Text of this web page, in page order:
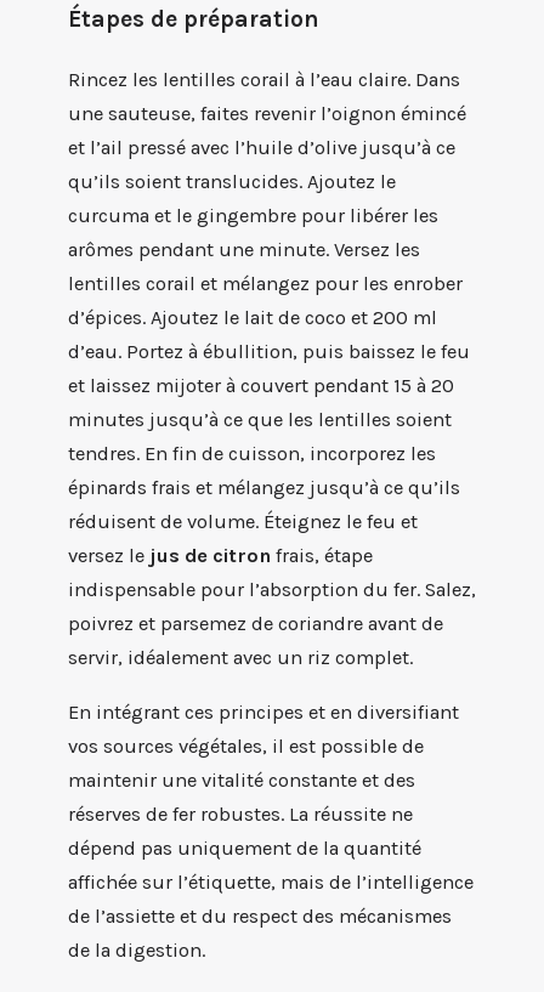
Étapes de préparation
Rincez les lentilles corail à l’eau claire. Dans
une sauteuse, faites revenir l’oignon émincé
et l’ail pressé avec l’huile d’olive jusqu’à ce
qu’ils soient translucides. Ajoutez le
curcuma et le gingembre pour libérer les
arômes pendant une minute. Versez les
lentilles corail et mélangez pour les enrober
d’épices. Ajoutez le lait de coco et 200 ml
d’eau. Portez à ébullition, puis baissez le feu
et laissez mijoter à couvert pendant 15 à 20
minutes jusqu’à ce que les lentilles soient
tendres. En fin de cuisson, incorporez les
épinards frais et mélangez jusqu’à ce qu’ils
réduisent de volume. Éteignez le feu et
versez le jus de citron frais, étape
indispensable pour l’absorption du fer. Salez,
poivrez et parsemez de coriandre avant de
servir, idéalement avec un riz complet.
En intégrant ces principes et en diversifiant
vos sources végétales, il est possible de
maintenir une vitalité constante et des
réserves de fer robustes. La réussite ne
dépend pas uniquement de la quantité
affichée sur l’étiquette, mais de l’intelligence
de l’assiette et du respect des mécanismes
de la digestion.